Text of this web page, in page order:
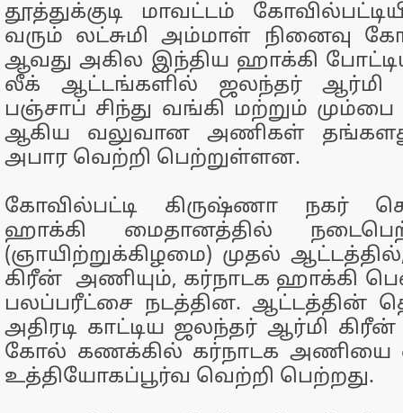
தூத்துக்குடி மாவட்டம்
வரும் லட்சுமி அம்மாள் நினைவு
ஆவது அகில இந்திய ஹாக்கி
லீக் ஆட்டங்களில் ஜலந்தர் ஆர்மி
பஞ்சாப் சிந்து வங்கி மற்றும்
ஆகிய வலுவான அணிகள்
அபார வெற்றி பெற்றுள்ளன.
கோவில்பட்டி கிருஷ்ணா நகர்
ஹாக்கி மைதானத்தில்
(ஞாயிற்றுக்கிழமை) முதல்
கிரீன் அணியும், கர்நாடக ஹாக்கி
பலப்பரீட்சை நடத்தின. ஆட்டத்தின்
அதிரடி காட்டிய ஜலந்தர் ஆர்மி
கோல் கணக்கில் கர்நாடக அணியை
உத்தியோகப்பூர்வ வெற்றி பெற்றது.